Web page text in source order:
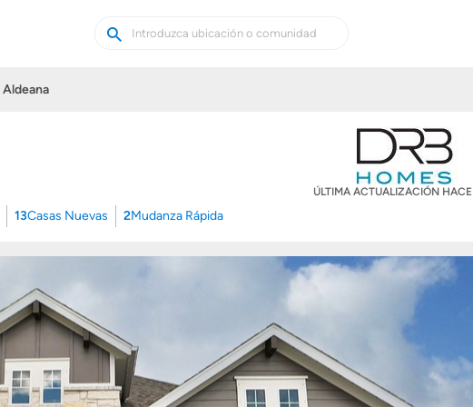
Buscar
casas
Buscar
Aldeana
ÚLTIMA ACTUALIZACIÓN HACE
13Casas Nuevas 2Mudanza Rápida